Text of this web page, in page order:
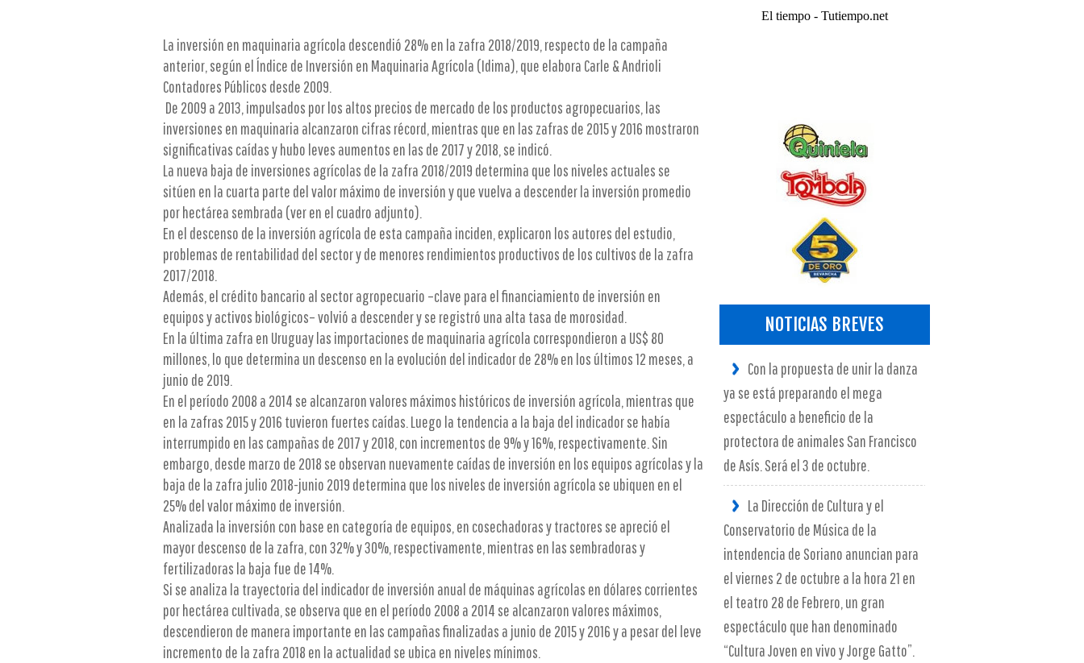
La inversión en maquinaria agrícola descendió 28% en la zafra 2018/2019, respecto de la campaña
anterior, según el Índice de Inversión en Maquinaria Agrícola (Idima), que elabora Carle & Andrioli
Contadores Públicos desde 2009.
De 2009 a 2013, impulsados por los altos precios de mercado de los productos agropecuarios, las
inversiones en maquinaria alcanzaron cifras récord, mientras que en las zafras de 2015 y 2016 mostraron
significativas caídas y hubo leves aumentos en las de 2017 y 2018, se indicó.
La nueva baja de inversiones agrícolas de la zafra 2018/2019 determina que los niveles actuales se
sitúen en la cuarta parte del valor máximo de inversión y que vuelva a descender la inversión promedio
por hectárea sembrada (ver en el cuadro adjunto).
En el descenso de la inversión agrícola de esta campaña inciden, explicaron los autores del estudio,
problemas de rentabilidad del sector y de menores rendimientos productivos de los cultivos de la zafra
2017/2018.
Además, el crédito bancario al sector agropecuario –clave para el financiamiento de inversión en
equipos y activos biológicos– volvió a descender y se registró una alta tasa de morosidad.
En la última zafra en Uruguay las importaciones de maquinaria agrícola correspondieron a US$ 80
millones, lo que determina un descenso en la evolución del indicador de 28% en los últimos 12 meses, a
junio de 2019.
En el período 2008 a 2014 se alcanzaron valores máximos históricos de inversión agrícola, mientras que
en la zafras 2015 y 2016 tuvieron fuertes caídas. Luego la tendencia a la baja del indicador se había
interrumpido en las campañas de 2017 y 2018, con incrementos de 9% y 16%, respectivamente. Sin
embargo, desde marzo de 2018 se observan nuevamente caídas de inversión en los equipos agrícolas y la
baja de la zafra julio 2018-junio 2019 determina que los niveles de inversión agrícola se ubiquen en el
25% del valor máximo de inversión.
Analizada la inversión con base en categoría de equipos, en cosechadoras y tractores se apreció el
mayor descenso de la zafra, con 32% y 30%, respectivamente, mientras en las sembradoras y
fertilizadoras la baja fue de 14%.
Si se analiza la trayectoria del indicador de inversión anual de máquinas agrícolas en dólares corrientes
por hectárea cultivada, se observa que en el período 2008 a 2014 se alcanzaron valores máximos,
descendieron de manera importante en las campañas finalizadas a junio de 2015 y 2016 y a pesar del leve
incremento de la zafra 2018 en la actualidad se ubica en niveles mínimos.
El tiempo - Tutiempo.net
NOTICIAS BREVES
Con la propuesta de unir la danza
ya se está preparando el mega
espectáculo a beneficio de la
protectora de animales San Francisco
de Asís. Será el 3 de octubre.
La Dirección de Cultura y el
Conservatorio de Música de la
intendencia de Soriano anuncian para
el viernes 2 de octubre a la hora 21 en
el teatro 28 de Febrero, un gran
espectáculo que han denominado
“Cultura Joven en vivo y Jorge Gatto”.